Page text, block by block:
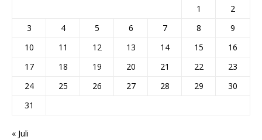
1
2
3
4 5 6 7 8
9
10
11 12 13 14 15
16
17
18 19 20 21 22
23
24
25 26 27 28 29
30
31
« Juli